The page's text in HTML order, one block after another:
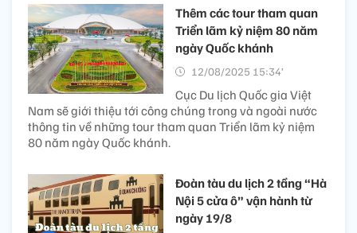
Thêm các tour tham quan
Triển lãm kỷ niệm 80 năm
ngày Quốc khánh
12/08/2025 15:34’
Cục Du lịch Quốc gia Việt
Nam sẽ giới thiệu tới công chúng trong và ngoài nước
thông tin về những tour tham quan Triển lãm kỷ niệm
80 năm ngày Quốc khánh.
Đoàn tàu du lịch 2 tầng “Hà
Nội 5 cửa ô” vận hành từ
ngày 19/8